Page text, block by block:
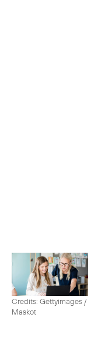
Credits: Gettyimages /
Maskot